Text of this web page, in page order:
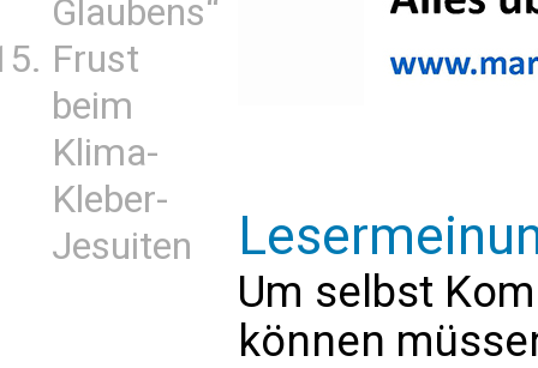
Glaubens“
Frust
beim
Klima-
Kleber-
Jesuiten
Um selbst
können